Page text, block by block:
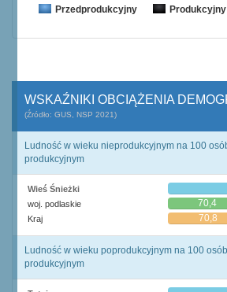
Przedprodukcyjny Produkcyjny
WSKAŹNIKI OBCIĄŻENIA
(Źródło: GUS, NSP 2021)
Ludność w wieku nieprodukcyjnym na 100
produkcyjnym
Wieś Śnieżki
woj. podlaskie 70,4
Kraj 70,8
Ludność w wieku poprodukcyjnym na 100
produkcyjnym